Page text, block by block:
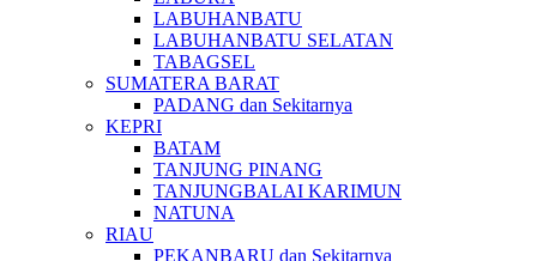
LABUHANBATU
LABUHANBATU SELATAN
TABAGSEL
SUMATERA BARAT
PADANG dan Sekitarnya
KEPRI
BATAM
TANJUNG PINANG
TANJUNGBALAI KARIMUN
NATUNA
RIAU
PEKANBARU dan Sekitarnya